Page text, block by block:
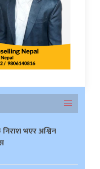
भएर अश्विन